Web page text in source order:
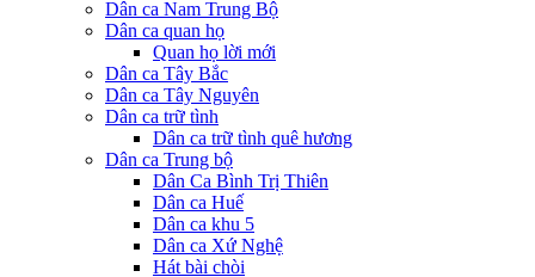
Dân ca Nam Trung Bộ
Dân ca quan họ
Quan họ lời mới
Dân ca Tây Bắc
Dân ca Tây Nguyên
Dân ca trữ tình
Dân ca trữ tình quê hương
Dân ca Trung bộ
Dân Ca Bình Trị Thiên
Dân ca Huế
Dân ca khu 5
Dân ca Xứ Nghệ
Hát bài chòi